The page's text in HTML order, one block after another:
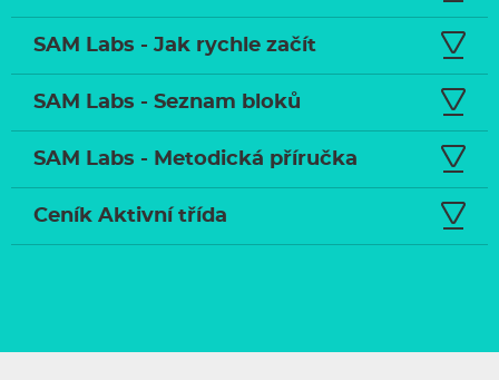
SAM Labs - Jak rychle začít
SAM Labs - Seznam bloků
SAM Labs - Metodická příručka
Ceník Aktivní třída